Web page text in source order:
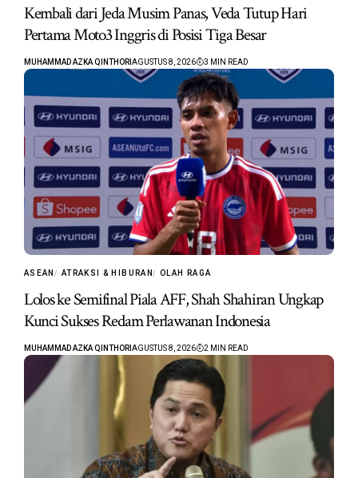
Kembali dari Jeda Musim Panas, Veda Tutup Hari
Pertama Moto3 Inggris di Posisi Tiga Besar
MUHAMMAD AZKA QINTHORI AGUSTUS 8, 2026 3 MIN READ
ASEAN ATRAKSI & HIBURAN OLAH RAGA
Lolos ke Semifinal Piala AFF, Shah Shahiran Ungkap
Kunci Sukses Redam Perlawanan Indonesia
MUHAMMAD AZKA QINTHORI AGUSTUS 8, 2026 2 MIN READ